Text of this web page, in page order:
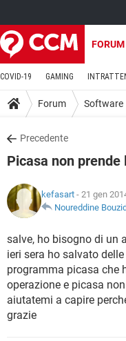
FORUM
COVID-19 GAMING
Forum Software
Precedente
Picasa non
kefasart - 21 gen
Noureddine
salve, ho bisogno di un
ieri sera ho salvato
programma picasa che
operazione e picasa
aiutatemi a capire
grazie